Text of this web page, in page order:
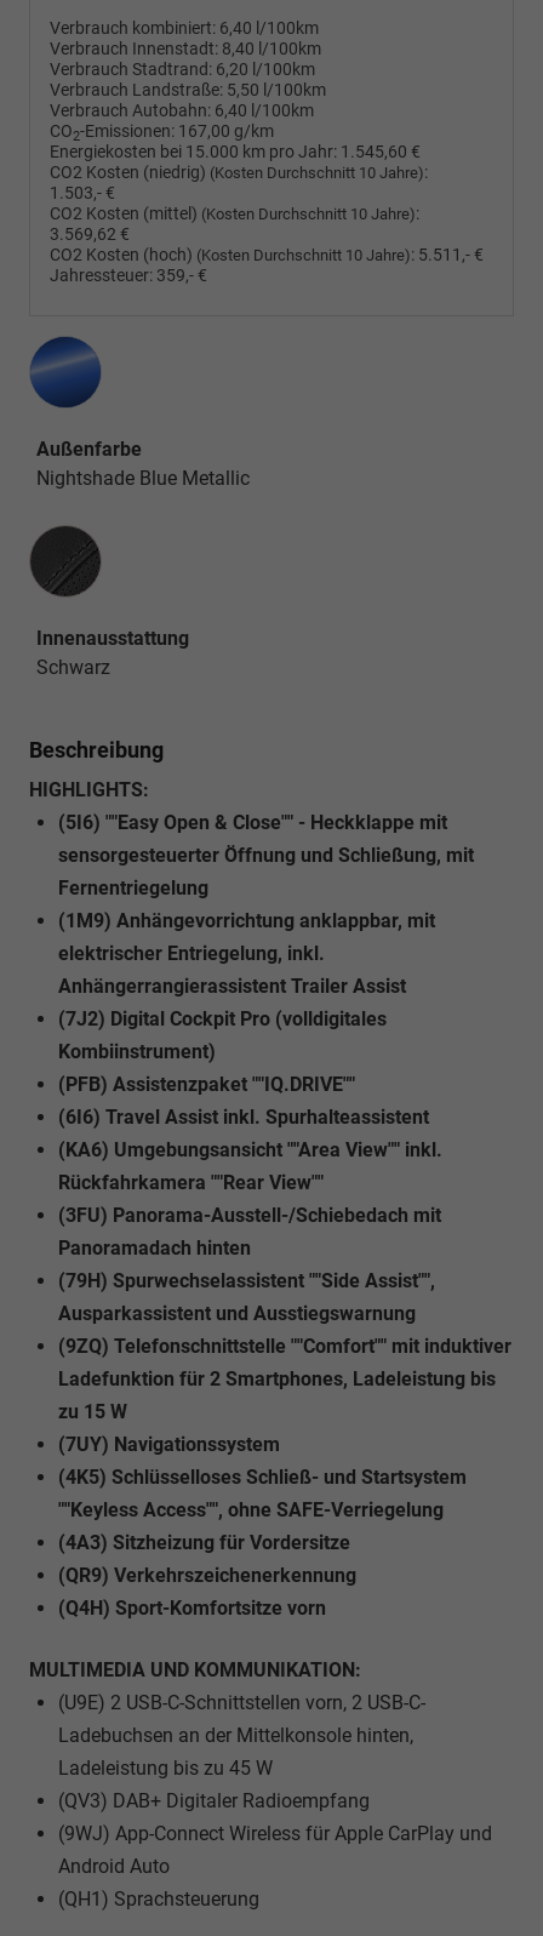
Verbrauch kombiniert: 6,40 l/100km
Verbrauch Innenstadt: 8,40 l/100km
Verbrauch Stadtrand: 6,20 l/100km
Verbrauch Landstraße: 5,50 l/100km
Verbrauch Autobahn: 6,40 l/100km
CO2-Emissionen: 167,00 g/km
Energiekosten bei 15.000 km pro Jahr: 1.545,60 €
CO2 Kosten (niedrig) (Kosten Durchschnitt 10 Jahre):
1.503,- €
CO2 Kosten (mittel) (Kosten Durchschnitt 10 Jahre):
3.569,62 €
CO2 Kosten (hoch) (Kosten Durchschnitt 10 Jahre): 5.511,- €
Jahressteuer: 359,- €
Außenfarbe
Nightshade Blue Metallic
Innenausstattung
Innenausstattung
Schwarz
Beschreibung
HIGHLIGHTS:
(5I6) ""Easy Open & Close"" - Heckklappe mit
sensorgesteuerter Öffnung und Schließung, mit
Fernentriegelung
(1M9) Anhängevorrichtung anklappbar, mit
elektrischer Entriegelung, inkl.
Anhängerrangierassistent Trailer Assist
(7J2) Digital Cockpit Pro (volldigitales
Kombiinstrument)
(PFB) Assistenzpaket ""IQ.DRIVE""
(6I6) Travel Assist inkl. Spurhalteassistent
(KA6) Umgebungsansicht ""Area View"" inkl.
Rückfahrkamera ""Rear View""
(3FU) Panorama-Ausstell-/Schiebedach mit
Panoramadach hinten
(79H) Spurwechselassistent ""Side Assist"",
Ausparkassistent und Ausstiegswarnung
(9ZQ) Telefonschnittstelle ""Comfort"" mit induktiver
Ladefunktion für 2 Smartphones, Ladeleistung bis
zu 15 W
(7UY) Navigationssystem
(4K5) Schlüsselloses Schließ- und Startsystem
""Keyless Access"", ohne SAFE-Verriegelung
(4A3) Sitzheizung für Vordersitze
(QR9) Verkehrszeichenerkennung
(Q4H) Sport-Komfortsitze vorn
MULTIMEDIA UND KOMMUNIKATION:
(U9E) 2 USB-C-Schnittstellen vorn, 2 USB-C-
Ladebuchsen an der Mittelkonsole hinten,
Ladeleistung bis zu 45 W
(QV3) DAB+ Digitaler Radioempfang
(9WJ) App-Connect Wireless für Apple CarPlay und
Android Auto
(QH1) Sprachsteuerung